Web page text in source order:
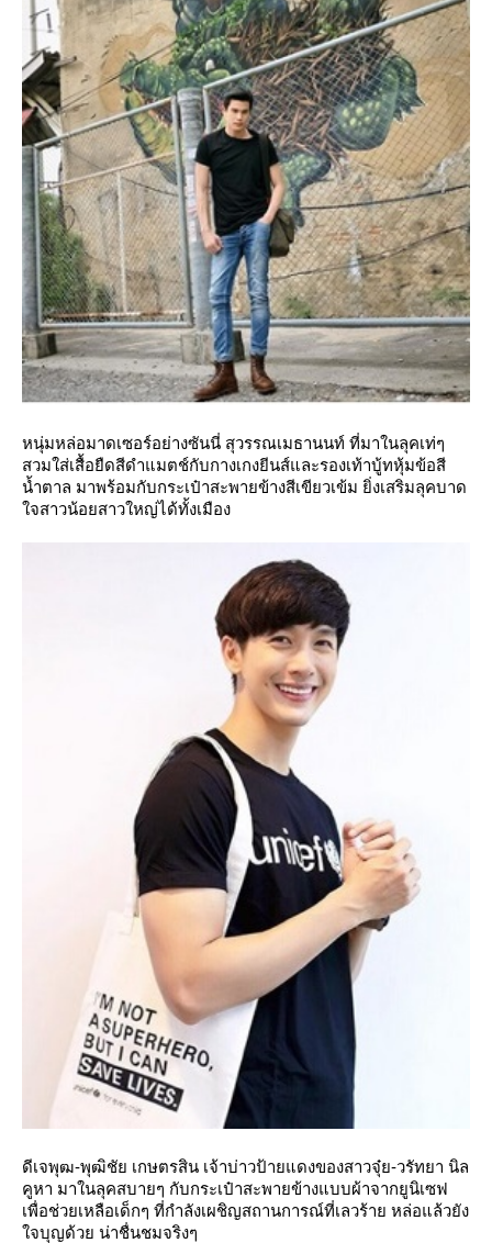
หนุ่มหล่อมาดเซอร์อย่างซันนี่ สุวรรณเมธานนท์ ที่มาในลุคเท่ๆ
สวมใส่เสื้อยืดสีดำแมตช์กับกางเกงยีนส์และรองเท้าบู้ทหุ้มข้อสี
น้ำตาล มาพร้อมกับกระเป๋าสะพายข้างสีเขียวเข้ม ยิ่งเสริมลุคบาด
จสาวน้อยสาวใหญ่ได้ทั้งเมือง
ดีเจพุฒ-พุฒิชัย เกษตรสิน เจ้าบ่าวป้ายแดงของสาวจุ๋ย-วรัทยา นิล
คูหา มาในลุคสบายๆ กับกระเป๋าสะพายข้างแบบผ้าจากยูนิเซฟ
เพื่อช่วยเหลือเด็กๆ ที่กำลังเผชิญสถานการณ์ที่เลวร้าย หล่อแล้วยัง
จบุญด้วย น่าชื่นชมจริงๆ